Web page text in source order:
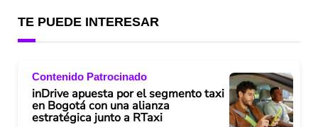
TE PUEDE INTERESAR
Contenido Patrocinado
inDrive apuesta por el segmento taxi
en Bogotá con una alianza
estratégica junto a RTaxi